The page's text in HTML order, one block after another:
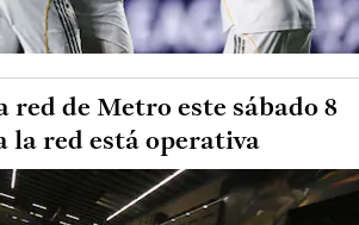
de Metro este sábado 8
la red está operativa